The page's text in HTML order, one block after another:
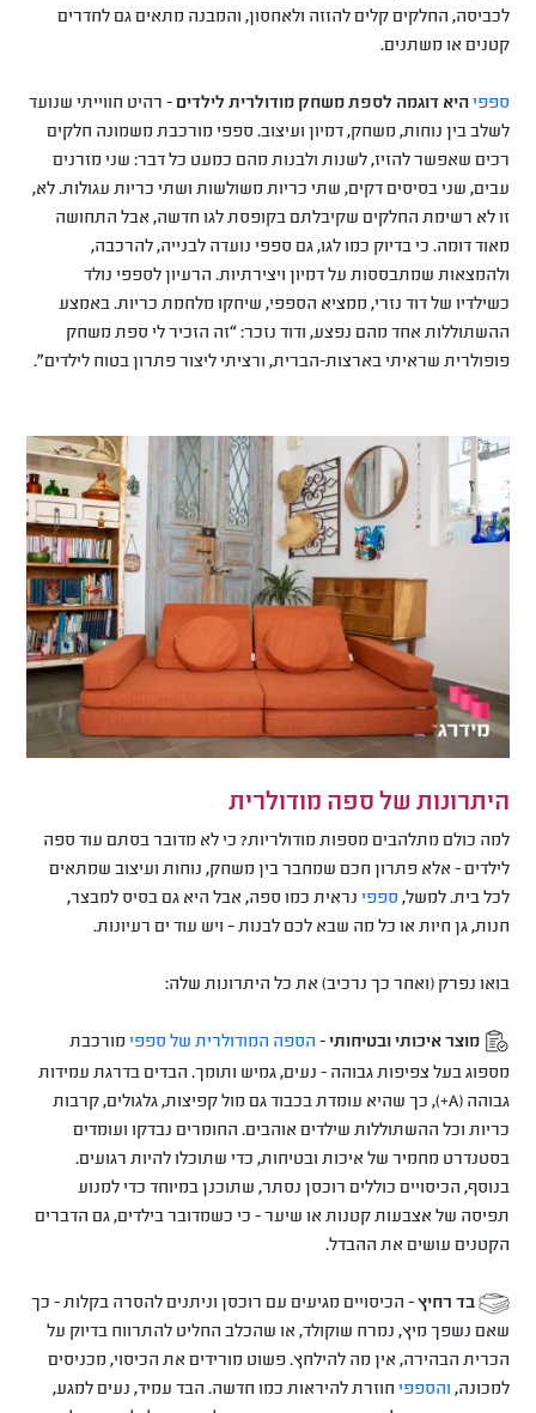
לכביסה, החלקים קלים להזזה ולאחסון, והמבנה מתאים גם לחדרים
קטנים או משתנים.
ספפיהיא דוגמה לספת משחק מודולרית לילדים- רהיט חווייתי שנועד
לשלב בין נוחות, משחק, דמיון ועיצוב. ספפי מורכבת משמונה חלקים
רכים שאפשר להזיז, לשנות ולבנות מהם כמעט כל דבר: שני מזרנים
עבים, שני בסיסים דקים, שתי כריות משולשות ושתי כריות עגולות. לא,
זו לא רשימת החלקים שקיבלתם בקופסת לגו חדשה, אבל התחושה
מאוד דומה. כי בדיוק כמו לגו, גם ספפי נועדה לבנייה, להרכבה,
ולהמצאות שמתבססות על דמיון ויצירתיות. הרעיון לספפי נולד
כשילדיו של דוד נזרי, ממציא הספפי, שיחקו מלחמת כריות. באמצע
ההשתוללות אחד מהם נפצע, ודוד נזכר: “זה הזכיר לי ספת משחק
פופולרית שראיתי בארצות-הברית, ורציתי ליצור פתרון בטוח לילדים”.
היתרונות של ספה מודולרית
למה כולם מתלהבים מספות מודולריות? כי לא מדובר בסתם עוד ספה
לילדים - אלא פתרון חכם שמחבר בין משחק, נוחות ועיצוב שמתאים
לכל בית. למשל, ספפי נראית כמו ספה, אבל היא גם בסיס למבצר,
חנות, גן חיות או כל מה שבא לכם לבנות – ויש עוד ים רעיונות.
בואו נפרק (ואחר כך נרכיב) את כל היתרונות שלה:
מוצר איכותי ובטיחותי- הספה המודולרית של ספפי מורכבת
מספוג בעל צפיפות גבוהה - נעים, גמיש ותומך. הבדים בדרגת עמידות
גבוהה (A+), כך שהיא עומדת בכבוד גם מול קפיצות, גלגולים, קרבות
כריות וכל ההשתוללות שילדים אוהבים. החומרים נבדקו ועומדים
בסטנדרט מחמיר של איכות ובטיחות, כדי שתוכלו להיות רגועים.
בנוסף, הכיסויים כוללים רוכסן נסתר, שתוכנן במיוחד כדי למנוע
תפיסה של אצבעות קטנות או שיער - כי כשמדובר בילדים, גם הדברים
הקטנים עושים את ההבדל.
בד רחיץ- הכיסויים מגיעים עם רוכסן וניתנים להסרה בקלות - כך
שאם נשפך מיץ, נמרח שוקולד, או שהכלב החליט להתרווח בדיוק על
הכרית הבהירה, אין מה להילחץ. פשוט מורידים את הכיסוי, מכניסים
למכונה, והספפי חוזרת להיראות כמו חדשה. הבד עמיד, נעים למגע,